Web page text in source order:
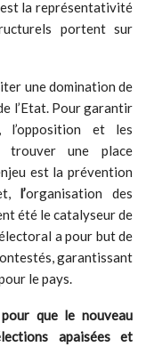
la représentativité
portent sur
une domination de
l’Etat. Pour garantir
et les
trouver une place
est la prévention
l’organisation des
été le catalyseur de
a pour but de
garantissant
le pays.
que le nouveau
apaisées et